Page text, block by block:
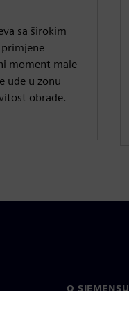
sa širokim
moment male
uđe u zonu
obrade.
O SIEMENSU